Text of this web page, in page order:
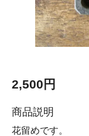
2,500円
商品説明
花留めです。